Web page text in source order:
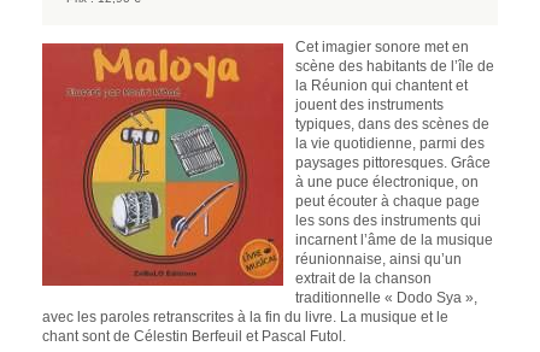
Cet imagier sonore met en
scène des habitants de l’île de
la Réunion qui chantent et
jouent des instruments
typiques, dans des scènes de
la vie quotidienne, parmi des
paysages pittoresques. Grâce
à une puce électronique, on
peut écouter à chaque page
les sons des instruments qui
incarnent l’âme de la musique
réunionnaise, ainsi qu’un
extrait de la chanson
traditionnelle « Dodo Sya »,
avec les paroles retranscrites à la fin du livre. La musique et le
chant sont de Célestin Berfeuil et Pascal Futol.